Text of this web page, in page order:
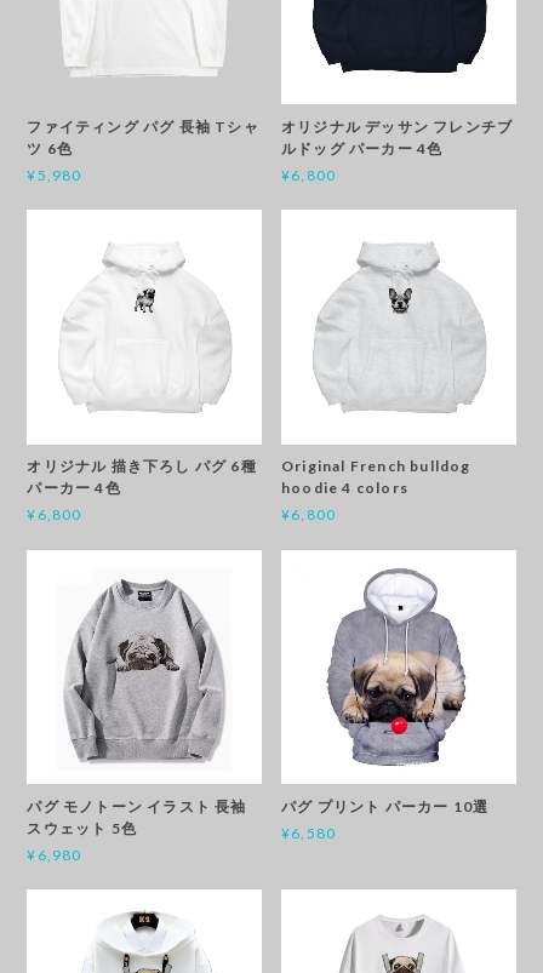
ファイティング パグ 長袖 Tシャ
ツ 6色
¥5,980
オリジナル デッサン フレンチブ
ルドッグ パーカー 4色
¥6,800
オリジナル 描き下ろし パグ 6種
パーカー 4色
¥6,800
Original French bulldog
hoodie 4 colors
¥6,800
パグ モノトーン イラスト 長袖
スウェット 5色
¥6,980
パグ プリント パーカー 10選
¥6,580